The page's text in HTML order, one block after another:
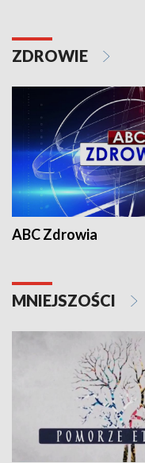
ZDROWIE
ABC Zdrowia
MNIEJSZOŚCI